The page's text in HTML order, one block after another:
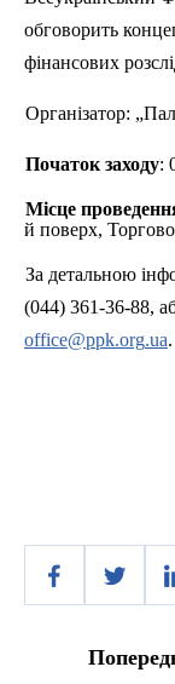
обговорить
фінансових
Організатор:
Початок заходу:
Місце
й поверх,
За детальною
(044) 361-36-88,
office@ppk.org.ua.